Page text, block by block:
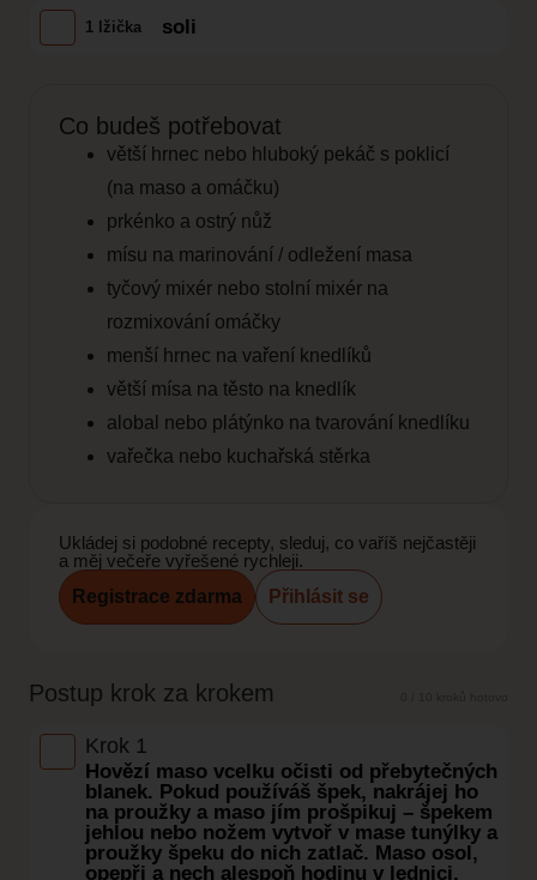
1 lžička soli
Co budeš potřebovat
větší hrnec nebo hluboký pekáč s poklicí
(na maso a omáčku)
prkénko a ostrý nůž
mísu na marinování / odležení masa
tyčový mixér nebo stolní mixér na
rozmixování omáčky
menší hrnec na vaření knedlíků
větší mísa na těsto na knedlík
alobal nebo plátýnko na tvarování knedlíku
vařečka nebo kuchařská stěrka
Ukládej si podobné recepty, sleduj, co vaříš nejčastěji
a měj večeře vyřešené rychleji.
Registrace zdarma
Přihlásit se
Postup krok za krokem
Krok 1
Hovězí maso vcelku očisti od přebytečných
blanek. Pokud používáš špek, nakrájej ho
na proužky a maso jím prošpikuj – špekem
jehlou nebo nožem vytvoř v mase tunýlky a
proužky špeku do nich zatlač. Maso osol,
opepři a nech alespoň hodinu v lednici,